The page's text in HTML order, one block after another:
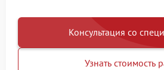
Консультация со
Узнать стоимость